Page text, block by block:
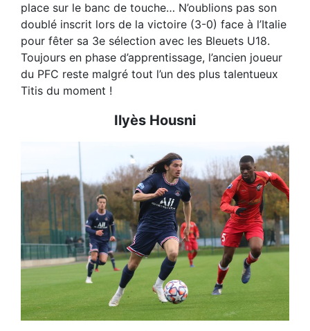
place sur le banc de touche… N’oublions pas son
doublé inscrit lors de la victoire (3-0) face à l’Italie
pour fêter sa 3e sélection avec les Bleuets U18.
Toujours en phase d’apprentissage, l’ancien joueur
du PFC reste malgré tout l’un des plus talentueux
Titis du moment !
Ilyès Housni